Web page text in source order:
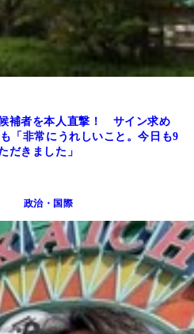
補者を本人直撃！ サイン求め
「非常にうれしいこと。今日も9
だきました」
政治・国際